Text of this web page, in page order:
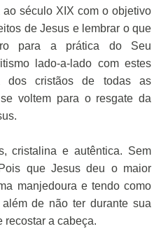
século XIX com o objetivo
de Jesus e lembrar o que
para a prática do Seu
lado-a-lado com estes
dos cristãos de todas as
voltem para o resgate da
cristalina e autêntica. Sem
que Jesus deu o maior
manjedoura e tendo como
de não ter durante sua
recostar a cabeça.